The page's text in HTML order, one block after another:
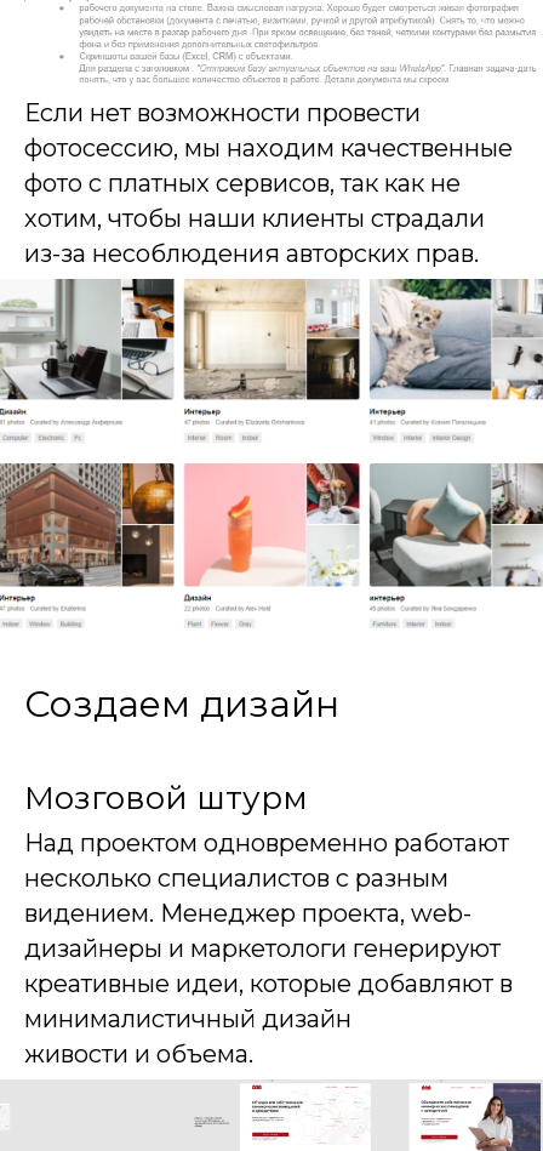
Если нет возможности провести
фотосессию, мы находим качественные
фото с платных сервисов, так как не
хотим, чтобы наши клиенты страдали
из-за несоблюдения авторских прав.
Создаем дизайн
Мозговой штурм
Над проектом одновременно работают
несколько специалистов с разным
видением. Менеджер проекта, web-
дизайнеры и маркетологи генерируют
креативные идеи, которые добавляют в
минималистичный дизайн
живости и объема.